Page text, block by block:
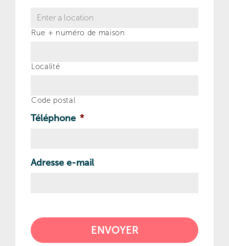
Rue + numéro de maison
Localité
Code postal
Téléphone *
Adresse e-mail